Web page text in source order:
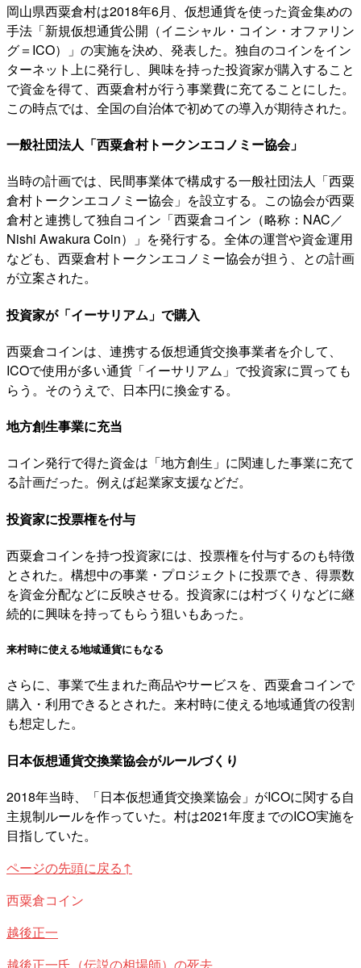
岡山県西粟倉村は2018年6月、仮想通貨を使った資金集めの
手法「新規仮想通貨公開（イニシャル・コイン・オファリン
グ＝ICO）」の実施を決め、発表した。独自のコインをイン
ターネット上に発行し、興味を持った投資家が購入すること
で資金を得て、西粟倉村が行う事業費に充てることにした。
この時点では、全国の自治体で初めての導入が期待された。
一般社団法人「西粟倉村トークンエコノミー協会」
当時の計画では、民間事業体で構成する一般社団法人「西粟
倉村トークンエコノミー協会」を設立する。この協会が西粟
倉村と連携して独自コイン「西粟倉コイン（略称：NAC／
Nishi Awakura Coin）」を発行する。全体の運営や資金運用
なども、西粟倉村トークンエコノミー協会が担う、との計画
が立案された。
投資家が「イーサリアム」で購入
西粟倉コインは、連携する仮想通貨交換事業者を介して、
ICOで使用が多い通貨「イーサリアム」で投資家に買っても
らう。そのうえで、日本円に換金する。
地方創生事業に充当
コイン発行で得た資金は「地方創生」に関連した事業に充て
る計画だった。例えば起業家支援などだ。
投資家に投票権を付与
西粟倉コインを持つ投資家には、投票権を付与するのも特徴
とされた。構想中の事業・プロジェクトに投票でき、得票数
を資金分配などに反映させる。投資家には村づくりなどに継
続的に興味を持ってもらう狙いもあった。
来村時に使える地域通貨にもなる
さらに、事業で生まれた商品やサービスを、西粟倉コインで
購入・利用できるとされた。来村時に使える地域通貨の役割
も想定した。
日本仮想通貨交換業協会がルールづくり
2018年当時、「日本仮想通貨交換業協会」がICOに関する自
主規制ルールを作っていた。村は2021年度までのICO実施を
目指していた。
ページの先頭に戻る↑
西粟倉コイン
越後正一
越後正一氏（伝説の相場師）の死去